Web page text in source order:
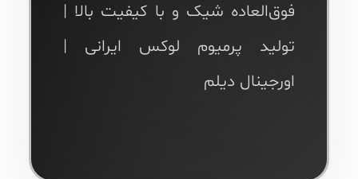
فوق‌العاده شیک و با کیفیت بالا |
تولید پرمیوم لوکس ایرانی |
اورجینال دیلم